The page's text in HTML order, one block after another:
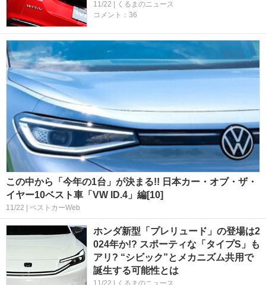
11/22 | くるまのニュース
コメント：36
この中から「今年の1台」が決まる!! 日本カー・オブ・ザ・
イヤー10ベスト車「VW ID.4」編[10]
11/22 | ベストカーWeb
ホンダ新型「プレリュード」の登場は2
024年か!? スポーティな「タイプS」も
アリ? “シビック”とメカニズム共用で
誕生する可能性とは
11/22 | くるまのニュース